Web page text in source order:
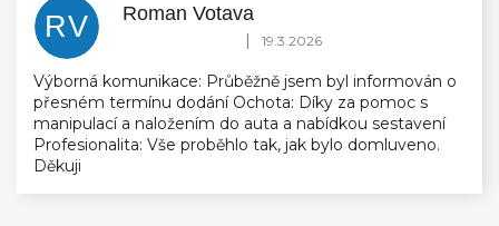
RV Roman Votava
Hodnocení obchodu je 5 z 5 hvězdiček.
| 19.3.2026
Výborná komunikace: Průběžně jsem byl informován o
přesném termínu dodání Ochota: Díky za pomoc s
manipulací a naložením do auta a nabídkou sestavení
Profesionalita: Vše proběhlo tak, jak bylo domluveno.
Děkuji